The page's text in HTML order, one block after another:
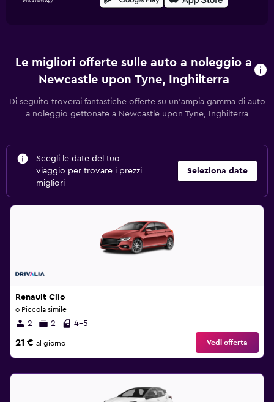
Le migliori offerte sulle auto a noleggio a
Newcastle upon Tyne, Inghilterra
Di seguito troverai fantastiche offerte su un'ampia gamma di auto
a noleggio gettonate a Newcastle upon Tyne, Inghilterra
Scegli le date del tuo
viaggio per trovare i prezzi
migliori
Seleziona date
Renault Clio
o Piccola simile
2 2 4-5
21 € al giorno Vedi offerta